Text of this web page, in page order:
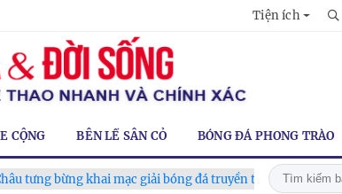
Tiện ích
CỘNG BÊN LỀ SÂN CỎ BÓNG ĐÁ PHONG TRÀO
khai mạc giải bóng đá truyền thống lần thứ VI